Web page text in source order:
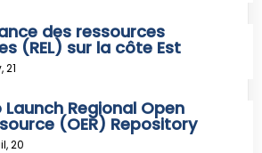
des ressources
(REL) sur la côte Est
21
Launch Regional Open
(OER) Repository
20